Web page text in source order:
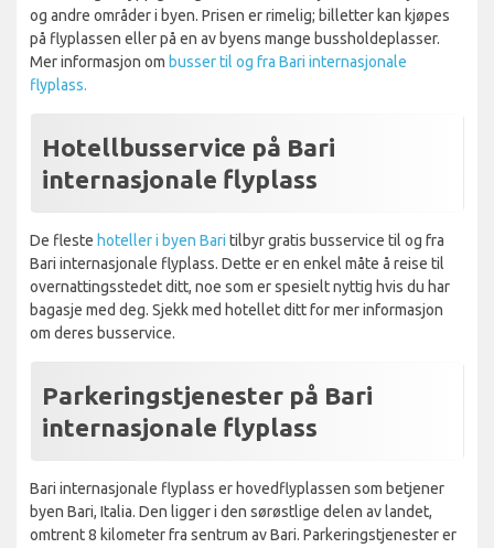
og andre områder i byen. Prisen er rimelig; billetter kan kjøpes
på flyplassen eller på en av byens mange bussholdeplasser.
Mer informasjon om busser til og fra Bari internasjonale
flyplass.
Hotellbusservice på Bari
internasjonale flyplass
De fleste hoteller i byen Bari tilbyr gratis busservice til og fra
Bari internasjonale flyplass. Dette er en enkel måte å reise til
overnattingsstedet ditt, noe som er spesielt nyttig hvis du har
bagasje med deg. Sjekk med hotellet ditt for mer informasjon
om deres busservice.
Parkeringstjenester på Bari
internasjonale flyplass
Bari internasjonale flyplass er hovedflyplassen som betjener
byen Bari, Italia. Den ligger i den sørøstlige delen av landet,
omtrent 8 kilometer fra sentrum av Bari. Parkeringstjenester er